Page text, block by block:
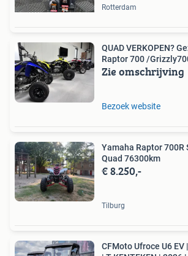
Rotterdam
QUAD VERKOPEN?
Raptor 700 /
Zie omschrijving
Bezoek website
Yamaha Raptor 700R
Quad 76300km
€ 8.250,-
Tilburg
CFMoto Ufroce U6 EV